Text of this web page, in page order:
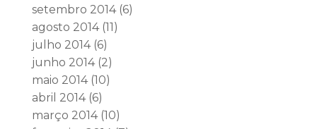
setembro 2014(6)
agosto 2014(11)
julho 2014(6)
junho 2014(2)
maio 2014(10)
abril 2014(6)
março 2014(10)